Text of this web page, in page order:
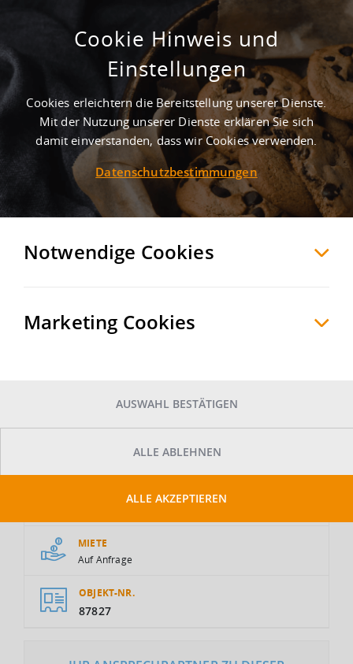
Gepflegte Lager- und Logistikhalle
mit vielseitiger Nutzungsoption nahe
der B15n!
SchierlingRegensburg, Deutschland
MERKEN VERGLEICHEN EXPORT PDF
MIETE
Auf Anfrage
OBJEKT-NR.
87827
Cookie Hinweis und
Einstellungen
Cookies erleichtern die Bereitstellung unserer Dienste.
Mit der Nutzung unserer Dienste erklären Sie sich
damit einverstanden, dass wir Cookies verwenden.
Datenschutzbestimmungen
Notwendige Cookies
Marketing Cookies
AUSWAHL BESTÄTIGEN
ALLE ABLEHNEN
ALLE AKZEPTIEREN